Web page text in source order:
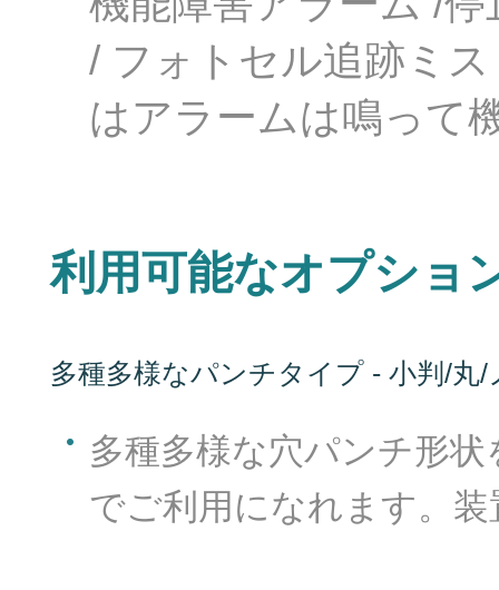
/ フォトセル追跡ミ
はアラームは鳴って
利用可能なオプショ
多種多様なパンチタイプ - 小判/丸
多種多様な穴パンチ形
でご利用になれます。